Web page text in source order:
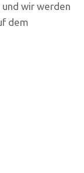
und wir werden
dem